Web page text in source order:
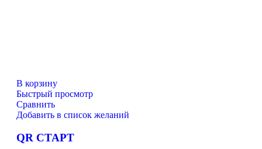
В корзину
Быстрый просмотр
Сравнить
Добавить в список желаний
QR СТАРТ